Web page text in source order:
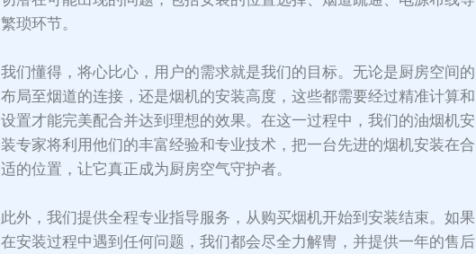
繁琐环节。
我们懂得，将心比心，用户的需求就是我们的目标。无论是厨房空间的
布局至烟道的连接，还是烟机的安装高度，这些都需要经过精准计算和
设置才能完美配合并达到理想的效果。在这一过程中，我们的油烟机安
装专家将利用他们的丰富经验和专业技术，把一台先进的烟机安装在合
适的位置，让它真正成为厨房空气守护者。
此外，我们提供全程专业指导服务，从购买烟机开始到安装结束。如果
在安装过程中遇到任何问题，我们都会尽全力解冑，并提供一年的售后